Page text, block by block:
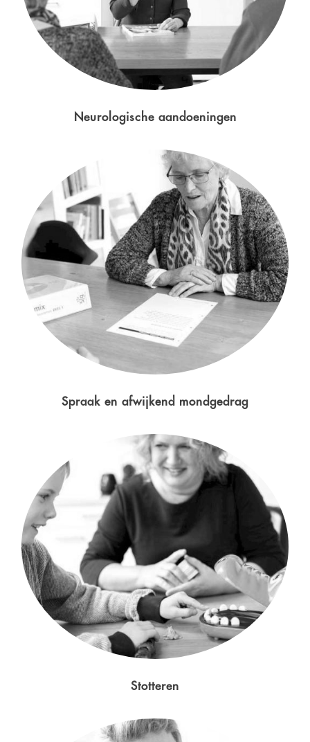
Neurologische aandoeningen
Spraak en afwijkend mondgedrag
Stotteren